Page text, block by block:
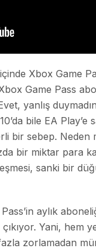
Xbox Game
Game Pass
Evet, yanlış
bile EA
bir sebep. Neden
bir miktar para
sanki bir
aylık
çıkıyor. Yani,
zorlamadan